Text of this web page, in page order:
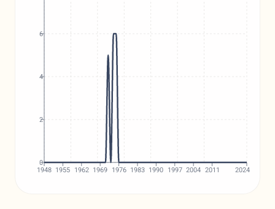
1948 1955 1962 1969 1976 1983 1990 1997 2004 2011 2024
0
2
4
6